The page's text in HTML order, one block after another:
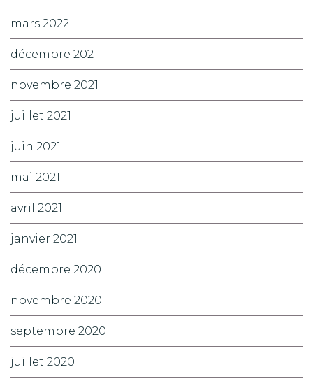
mars 2022
décembre 2021
novembre 2021
juillet 2021
juin 2021
mai 2021
avril 2021
janvier 2021
décembre 2020
novembre 2020
septembre 2020
juillet 2020